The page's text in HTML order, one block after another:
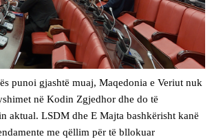
punoi gjashtë muaj, Maqedonia e Veriut nuk
në Kodin Zgjedhor dhe do të
aktual. LSDM dhe E Majta bashkërisht kanë
me qëllim për të bllokuar